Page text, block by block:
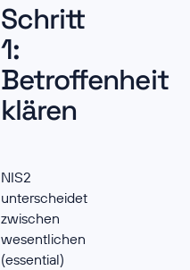
Schritt
1:
Betroffenheit
klären
NIS2
unterscheidet
zwischen
wesentlichen
(essential)